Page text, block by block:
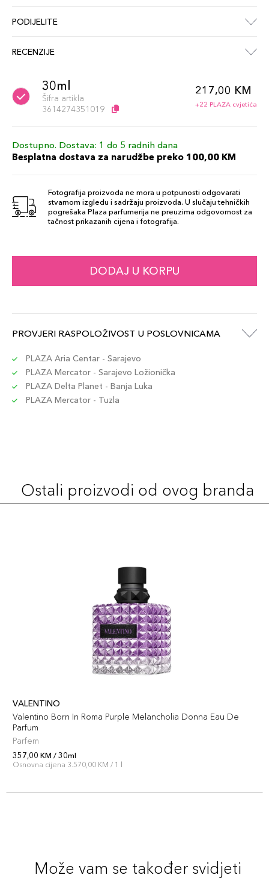
PODIJELITE
RECENZIJE
30ml
Šifra artikla
3614274351019
217,00 KM
+22 PLAZA cvjetića
Dostupno. Dostava: 1 do 5 radnih dana
Besplatna dostava za narudžbe preko 100,00 KM
Fotografija proizvoda ne mora u potpunosti odgovarati
stvarnom izgledu i sadržaju proizvoda. U slučaju tehničkih
pogrešaka Plaza parfumerija ne preuzima odgovornost za
tačnost prikazanih cijena i fotografija.
DODAJ U KORPU
PROVJERI RASPOLOŽIVOST U POSLOVNICAMA
PLAZA Aria Centar - Sarajevo
PLAZA Mercator - Sarajevo Ložionička
PLAZA Delta Planet - Banja Luka
PLAZA Mercator - Tuzla
Ostali proizvodi od ovog branda
VALENTINO
Valentino Born In Roma Purple Melancholia Donna Eau De
Parfum
Parfem
357,00 KM / 30ml
Osnovna cijena 3.570,00 KM / 1 l
Može vam se također svidjeti